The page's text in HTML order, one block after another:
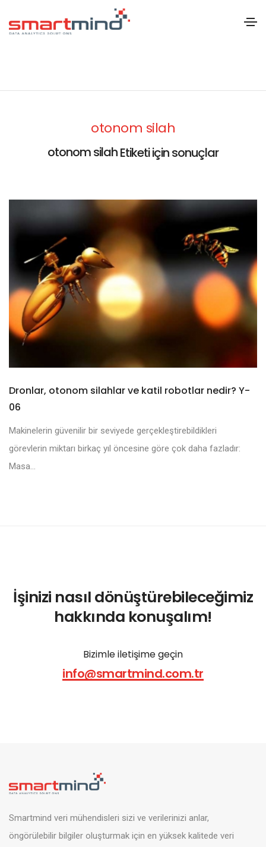
otonom silah
otonom silahEtiketi için sonuçlar
Dronlar, otonom silahlar ve katil robotlar nedir? Y-
06
Makinelerin güvenilir bir seviyede gerçekleştirebildikleri
görevlerin miktarı birkaç yıl öncesine göre çok daha fazladır:
Masa...
İşinizi nasıl dönüştürebileceğimiz
hakkında konuşalım!
Bizimle iletişime geçin
info@smartmind.com.tr
Smartmind veri mühendisleri sizi ve verilerinizi anlar,
öngörülebilir bilgiler oluşturmak için en yüksek kalitede veri